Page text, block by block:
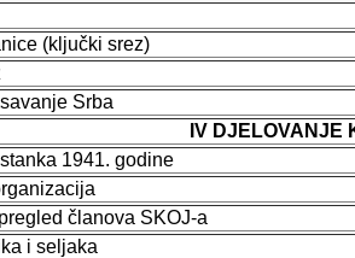
(ključki srez)
Srba
IV DJELOVANJE
1941. godine
članova SKOJ-a
i seljaka